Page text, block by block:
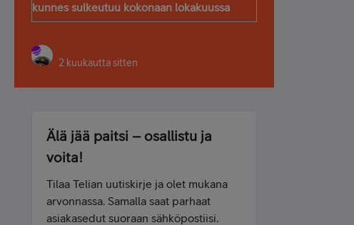
kunnes sulkeutuu kokonaan lokakuussa
2 kuukautta sitten
Älä jää paitsi – osallistu ja
voita!
Tilaa Telian uutiskirje ja olet mukana
arvonnassa. Samalla saat parhaat
asiakasedut suoraan sähköpostiisi.